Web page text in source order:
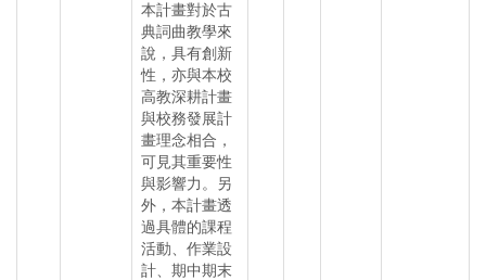
本計畫對於古
典詞曲教學來
說，具有創新
性，亦與本校
高教深耕計畫
與校務發展計
畫理念相合，
可見其重要性
與影響力。另
外，本計畫透
過具體的課程
活動、作業設
計、期中期末